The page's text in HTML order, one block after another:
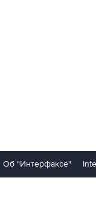
Об "Интерфаксе"